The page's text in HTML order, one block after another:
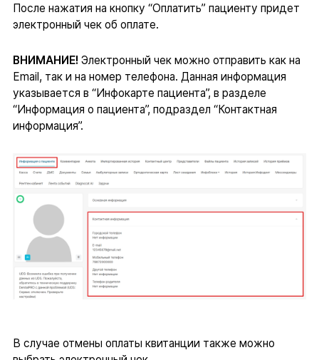
После нажатия на кнопку “Оплатить” пациенту придет
электронный чек об оплате.
ВНИМАНИЕ! Электронный чек можно отправить как на
Email, так и на номер телефона. Данная информация
указывается в “Инфокарте пациента”, в разделе
“Информация о пациента”, подраздел “Контактная
информация”.
В случае отмены оплаты квитанции также можно